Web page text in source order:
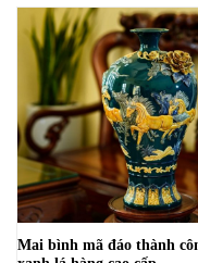
Mai bình mã đáo thành